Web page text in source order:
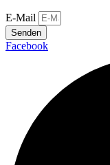
E-Mail
Senden
Facebook